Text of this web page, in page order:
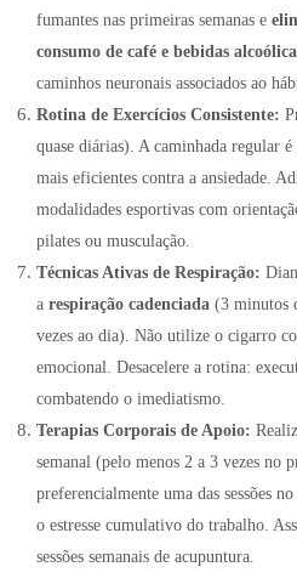
fumantes nas primeiras semanas e
consumo de café e bebidas
caminhos neuronais associados ao
Rotina de Exercícios Consistente:
quase diárias). A caminhada regular
mais eficientes contra a ansiedade.
modalidades esportivas com
pilates ou musculação.
Técnicas Ativas de Respiração:
a respiração cadenciada (3 minutos
vezes ao dia) Não utilize o cigarro
emocional . Desacelere a rotina:
combatendo o imediatismo.
Terapias Corporais de Apoio:
semanal (pelo menos 2 a 3 vezes no
preferencialmente uma das sessões
o estresse cumulativo do trabalho.
sessões semanais de acupuntura.